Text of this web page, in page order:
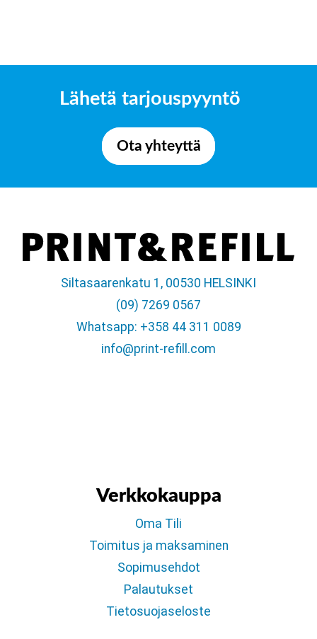
Lähetä tarjouspyyntö
Ota yhteyttä
Siltasaarenkatu 1, 00530 HELSINKI
(09) 7269 0567
Whatsapp: +358 44 311 0089
info@print-refill.com
Verkkokauppa
Oma Tili
Toimitus ja maksaminen
Sopimusehdot
Palautukset
Tietosuojaseloste